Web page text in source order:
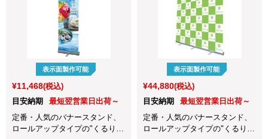
表示面製作可能
¥11,468(税込)
目安納期
最短翌営業日出荷～
定番・人気のバナースタンド、
ロールアップタイプの"くるり
表示面製作可能
¥44,880(税込)
目安納期
最短翌営業日出荷～
定番・人気のバナースタンド、
ロールアップタイプの"くるり